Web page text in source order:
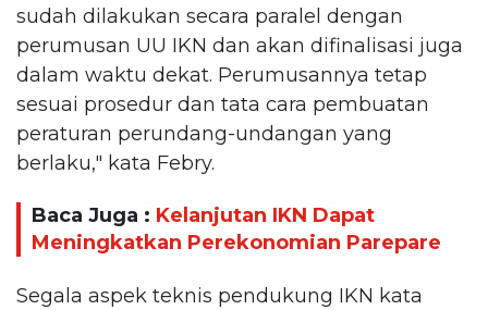
sudah dilakukan secara paralel dengan
perumusan UU IKN dan akan difinalisasi juga
dalam waktu dekat. Perumusannya tetap
sesuai prosedur dan tata cara pembuatan
peraturan perundang-undangan yang
berlaku," kata Febry.
Baca Juga : Kelanjutan IKN Dapat
Meningkatkan Perekonomian Parepare
Segala aspek teknis pendukung IKN kata